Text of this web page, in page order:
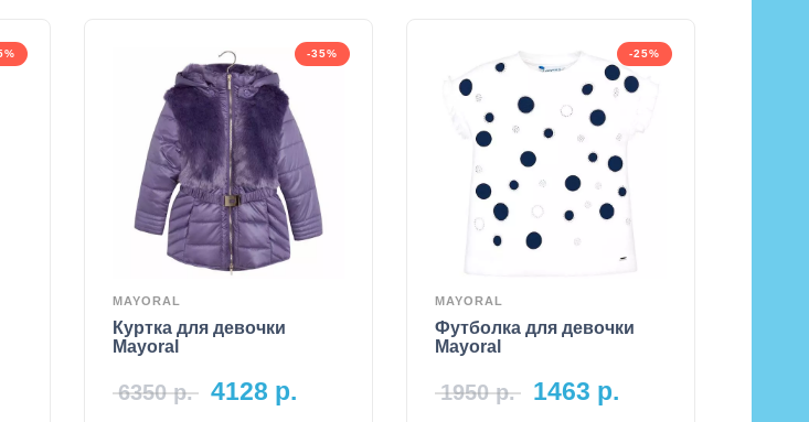
-35%
MAYORAL
Куртка для девочки
Mayoral
6350р. 4128 р.
-25%
MAYORAL
Футболка для девочки
Mayoral
1950р. 1463 р.